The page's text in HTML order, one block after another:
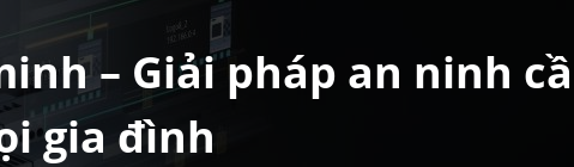
– Giải pháp an ninh
gia đình